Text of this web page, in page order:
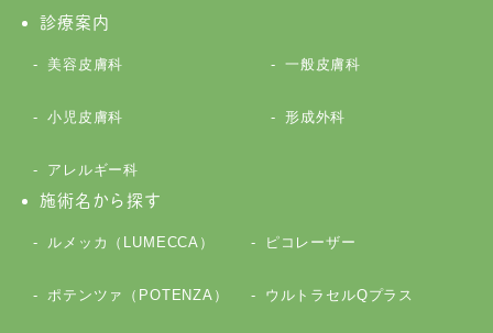
診療案内
美容皮膚科 一般皮膚科
小児皮膚科 形成外科
アレルギー科
施術名から探す
ルメッカ（LUMECCA） ピコレーザー
ポテンツァ（POTENZA） ウルトラセルQプラス